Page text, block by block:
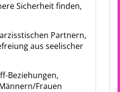
Sicherheit finden,
Partnern,
aus seelischer
Beziehungen,
Frauen